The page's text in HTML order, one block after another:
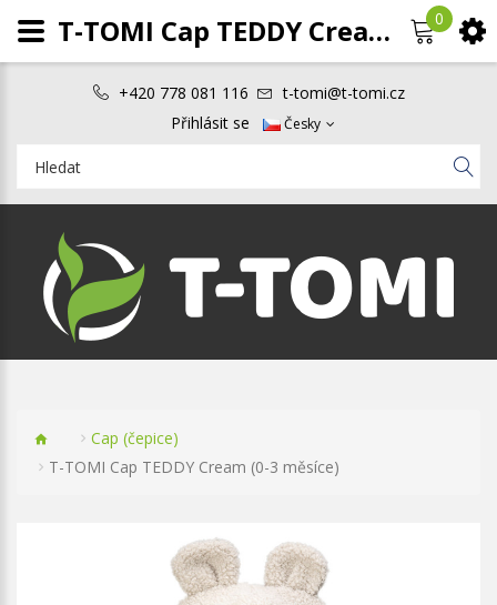
+420 778 081 116
t-tomi@t-tomi.cz
Přihlásit se
Česky
0
Cap (čepice)
T-TOMI Cap TEDDY Cream (0-3 měsíce)
T-TOMI Cap TEDDY Cream (0-3 měsíce)